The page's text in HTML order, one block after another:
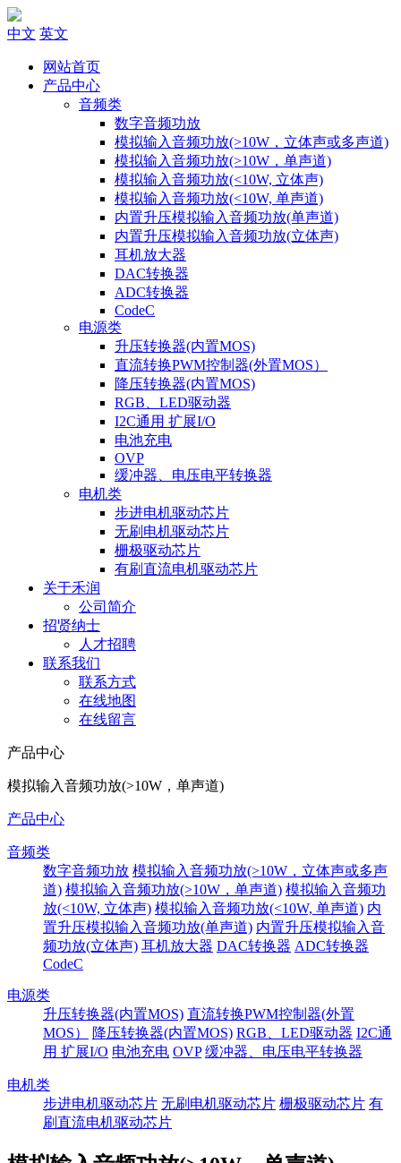
中文 英文
网站首页
产品中心
音频类
数字音频功放
模拟输入音频功放(>10W，立体声或多声道)
模拟输入音频功放(>10W，单声道)
模拟输入音频功放(<10W, 立体声)
模拟输入音频功放(<10W, 单声道)
内置升压模拟输入音频功放(单声道)
内置升压模拟输入音频功放(立体声)
耳机放大器
DAC转换器
ADC转换器
CodeC
电源类
升压转换器(内置MOS)
直流转换PWM控制器(外置MOS）
降压转换器(内置MOS)
RGB、LED驱动器
I2C通用 扩展I/O
电池充电
OVP
缓冲器、电压电平转换器
电机类
步进电机驱动芯片
无刷电机驱动芯片
栅极驱动芯片
有刷直流电机驱动芯片
关于禾润
公司简介
招贤纳士
人才招聘
联系我们
联系方式
在线地图
在线留言
产品中心
模拟输入音频功放(>10W，单声道)
产品中心
音频类
数字音频功放 模拟输入音频功放(>10W，立体声或多声
道) 模拟输入音频功放(>10W，单声道) 模拟输入音频功
放(<10W, 立体声) 模拟输入音频功放(<10W, 单声道) 内
置升压模拟输入音频功放(单声道) 内置升压模拟输入音
频功放(立体声) 耳机放大器 DAC转换器 ADC转换器
CodeC
电源类
升压转换器(内置MOS) 直流转换PWM控制器(外置
MOS）
降压转换器(内置MOS) RGB、LED驱动器 I2C通
用 扩展I/O 电池充电 OVP 缓冲器、电压电平转换器
电机类
步进电机驱动芯片 无刷电机驱动芯片 栅极驱动芯片 有
刷直流电机驱动芯片